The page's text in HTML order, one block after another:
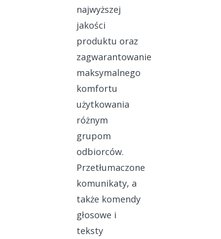
najwyższej
jakości
produktu oraz
zagwarantowanie
maksymalnego
komfortu
użytkowania
różnym
grupom
odbiorców.
Przetłumaczone
komunikaty, a
także komendy
głosowe i
teksty